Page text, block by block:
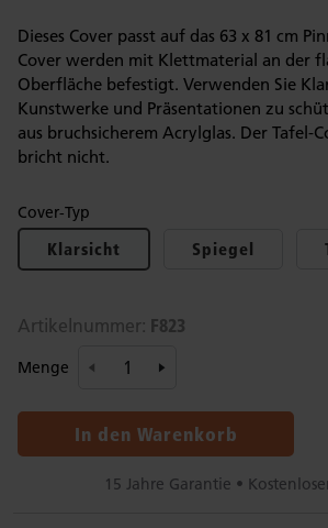
Dieses Cover passt auf das 63 x 81 cm
Cover werden mit Klettmaterial an der
Oberfläche befestigt. Verwenden Sie
Kunstwerke und Präsentationen zu
aus bruchsicherem Acrylglas. Der Tafel-
bricht nicht.
Cover-Typ
Klarsicht Spiegel
Artikelnummer: F823
Menge
In den Warenkorb
15 Jahre Garantie •